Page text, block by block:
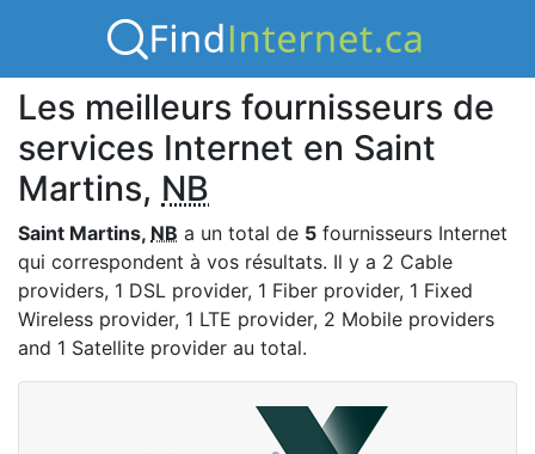
Les meilleurs fournisseurs de
services Internet en Saint
Martins, NB
Saint Martins, NB a un total de 5 fournisseurs Internet
qui correspondent à vos résultats. Il y a 2 Cable
providers, 1 DSL provider, 1 Fiber provider, 1 Fixed
Wireless provider, 1 LTE provider, 2 Mobile providers
and 1 Satellite provider au total.